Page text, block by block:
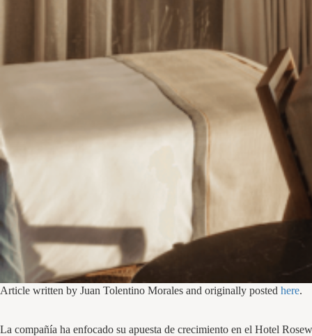
Article written by Juan Tolentino Morales and originally posted here.
La compañía ha enfocado su apuesta de crecimiento en el Hotel